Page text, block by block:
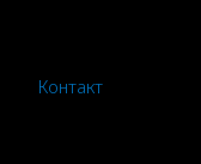
Контакт